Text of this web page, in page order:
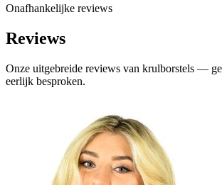
Onafhankelijke reviews
Reviews
Onze uitgebreide reviews van krulborstels —
eerlijk besproken.